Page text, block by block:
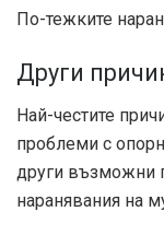
По-тежките
Други
Най-честите
проблеми с
други възможни
наранявания на